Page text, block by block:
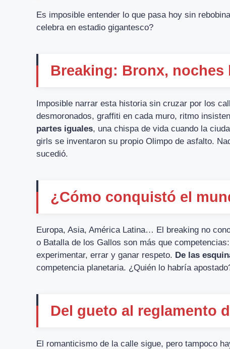
Es imposible entender lo que pasa hoy sin
celebra en estadio gigantesco?
Breaking: Bronx, noches
Imposible narrar esta historia sin cruzar por los
desmoronados, graffiti en cada muro, ritmo
partes iguales, una chispa de vida cuando la
girls se inventaron su propio Olimpo de asfalto.
sucedió.
¿Cómo conquistó el
Europa, Asia, América Latina… El breaking no
o Batalla de los Gallos son más que
experimentar, errar y ganar respeto. De las
competencia planetaria. ¿Quién lo habría
Del gueto al reglamento
El romanticismo de la calle sigue, pero tampoco